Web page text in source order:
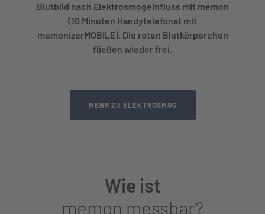
Blutbild nach Elektrosmogeinfluss mit memon
(10 Minuten Handytelefonat mit
memonizerMOBILE). Die roten Blutkörperchen
fließen wieder frei.
MEHR ZU ELEKTROSMOG
Wie ist
memon messbar?